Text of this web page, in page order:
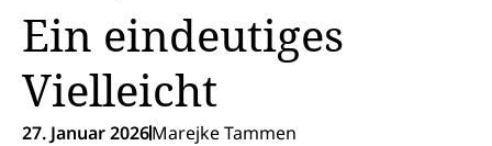
Ein eindeutiges
Vielleicht
27. Januar 2026Marejke Tammen